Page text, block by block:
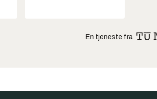
En tjeneste fra